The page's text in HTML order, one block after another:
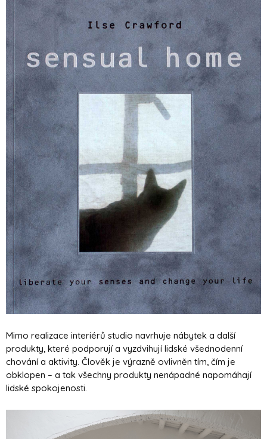
Mimo realizace interiérů studio navrhuje nábytek a další
produkty, které podporují a vyzdvihují lidské všednodenní
chování a aktivity. Člověk je výrazně ovlivněn tím, čím je
obklopen – a tak všechny produkty nenápadné napomáhají
lidské spokojenosti.